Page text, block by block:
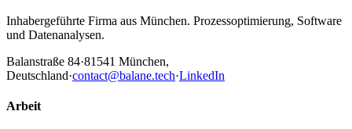
Inhabergeführte Firma aus München. Prozessoptimierung, Software
und Datenanalysen.
Balanstraße 84·81541 München,
Deutschland·contact@balane.tech·LinkedIn
Arbeit